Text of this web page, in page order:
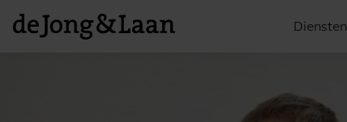
Diensten